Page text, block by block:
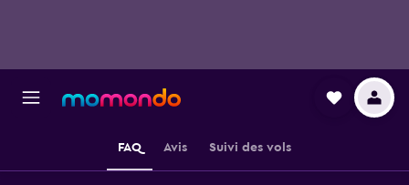
FAQ Avis Suivi des vols